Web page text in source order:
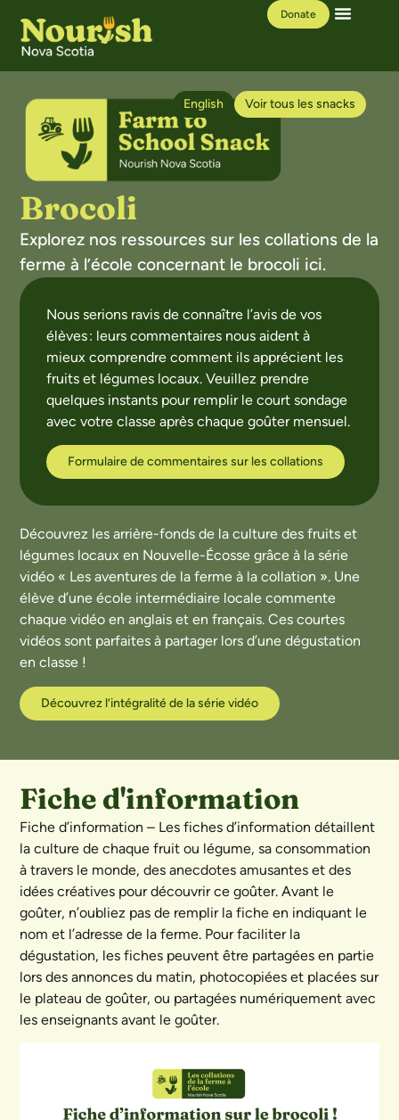
Donate
English Voir tous les snacks
Brocoli
Explorez nos ressources sur les collations de la
ferme à l’école concernant le brocoli ici.
Nous serions ravis de connaître l’avis de vos
élèves : leurs commentaires nous aident à
mieux comprendre comment ils apprécient les
fruits et légumes locaux. Veuillez prendre
quelques instants pour remplir le court sondage
avec votre classe après chaque goûter mensuel.
Formulaire de commentaires sur les collations
Découvrez les arrière-fonds de la culture des fruits et
légumes locaux en Nouvelle-Écosse grâce à la série
vidéo « Les aventures de la ferme à la collation ». Une
élève d’une école intermédiaire locale commente
chaque vidéo en anglais et en français. Ces courtes
vidéos sont parfaites à partager lors d’une dégustation
en classe !
Découvrez l’intégralité de la série vidéo
Fiche d'information
Fiche d’information – Les fiches d’information détaillent
la culture de chaque fruit ou légume, sa consommation
à travers le monde, des anecdotes amusantes et des
idées créatives pour découvrir ce goûter. Avant le
goûter, n’oubliez pas de remplir la fiche en indiquant le
nom et l’adresse de la ferme. Pour faciliter la
dégustation, les fiches peuvent être partagées en partie
lors des annonces du matin, photocopiées et placées sur
le plateau de goûter, ou partagées numériquement avec
les enseignants avant le goûter.